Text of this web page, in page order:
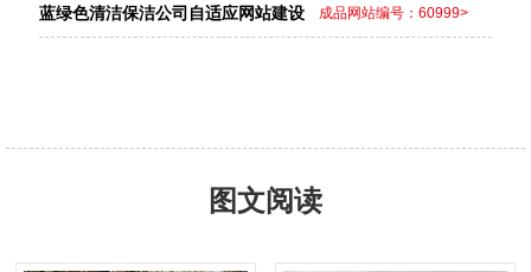
蓝绿色清洁保洁公司自适应网站建设 成品网站编号：60999>
图文阅读